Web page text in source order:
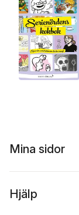
Mina sidor
Hjälp